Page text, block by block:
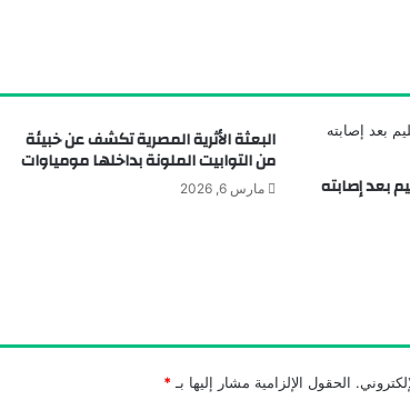
بعد إصابته
البعثة الأثرية المصرية تكشف عن خبيئة
من التوابيت الملونة بداخلها مومياوات
مارس 6, 2026
الحقول الإلزامية مشار إليها بـ *